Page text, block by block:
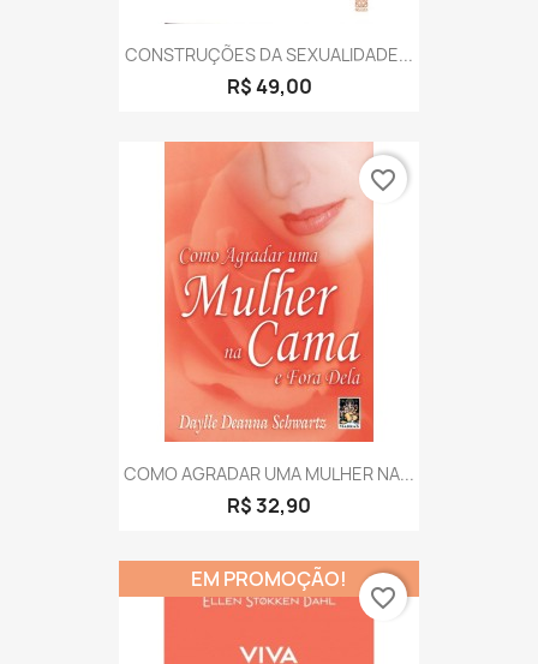
CONSTRUÇÕES DA SEXUALIDADE...
R$ 49,00
COMO AGRADAR UMA MULHER NA...
R$ 32,90
favorite_border
EM PROMOÇÃO!
favorite_border